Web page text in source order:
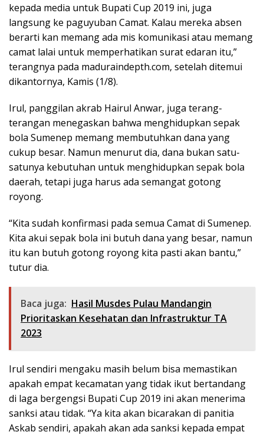
kepada media untuk Bupati Cup 2019 ini, juga
langsung ke paguyuban Camat. Kalau mereka absen
berarti kan memang ada mis komunikasi atau memang
camat lalai untuk memperhatikan surat edaran itu,”
terangnya pada maduraindepth.com, setelah ditemui
dikantornya, Kamis (1/8).
Irul, panggilan akrab Hairul Anwar, juga terang-
terangan menegaskan bahwa menghidupkan sepak
bola Sumenep memang membutuhkan dana yang
cukup besar. Namun menurut dia, dana bukan satu-
satunya kebutuhan untuk menghidupkan sepak bola
daerah, tetapi juga harus ada semangat gotong
royong.
“Kita sudah konfirmasi pada semua Camat di Sumenep.
Kita akui sepak bola ini butuh dana yang besar, namun
itu kan butuh gotong royong kita pasti akan bantu,”
tutur dia.
Baca juga: Hasil Musdes Pulau Mandangin
Prioritaskan Kesehatan dan Infrastruktur TA
2023
Irul sendiri mengaku masih belum bisa memastikan
apakah empat kecamatan yang tidak ikut bertandang
di laga bergengsi Bupati Cup 2019 ini akan menerima
sanksi atau tidak. “Ya kita akan bicarakan di panitia
Askab sendiri, apakah akan ada sanksi kepada empat